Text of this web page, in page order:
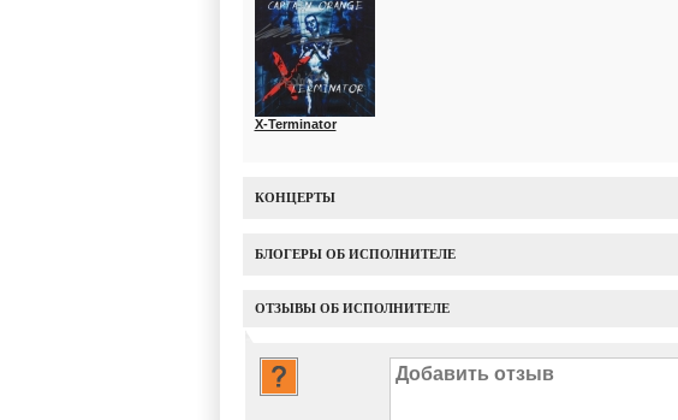
X-Terminator
КОНЦЕРТЫ
БЛОГЕРЫ ОБ ИСПОЛНИТЕЛЕ
ОТЗЫВЫ ОБ ИСПОЛНИТЕЛЕ